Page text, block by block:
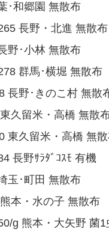
･和郷園 無散布
長野・北進 無散布
野･小林 無散布
群馬･横堀 無散布
長野･きのこ村 無散
久留米・高橋 無散
東久留米・高橋 無
長野ｻﾗﾀﾞｺｽﾓ 有機
玉･町田 無散布
本・水の子 無散布
g 熊本・大矢野 菌1